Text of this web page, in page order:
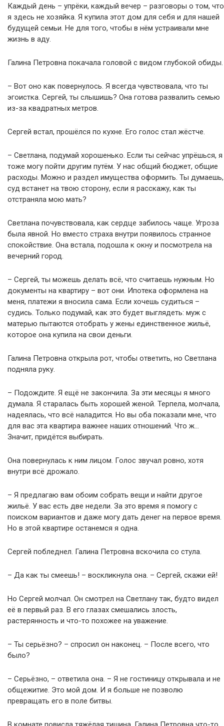
Каждый день – упрёки, каждый вечер – разговоры о том, что
я здесь не хозяйка. Я купила этот дом для себя и для нашей
будущей семьи. Не для того, чтобы в нём устраивали мне
жизнь в аду.
Галина Петровна покачала головой с видом глубокой обиды.
– Вот оно как повернулось. Я всегда чувствовала, что ты
эгоистка. Сергей, ты слышишь? Она готова развалить семью
из-за квадратных метров.
Сергей встал, прошёлся по кухне. Его голос стал жёстче.
– Светлана, подумай хорошенько. Если ты сейчас упрёшься, я
тоже могу пойти другим путём. У нас общий бюджет, общие
расходы. Можно и раздел имущества оформить. Ты думаешь,
суд встанет на твою сторону, если я расскажу, как ты
отстраняла мою мать?
Светлана почувствовала, как сердце забилось чаще. Угроза
была явной. Но вместо страха внутри появилось странное
спокойствие. Она встала, подошла к окну и посмотрела на
вечерний город.
– Сергей, ты можешь делать всё, что считаешь нужным. Но
документы на квартиру – вот они. Ипотека оформлена на
меня, платежи я вносила сама. Если хочешь судиться –
судись. Только подумай, как это будет выглядеть: муж с
матерью пытаются отобрать у жены единственное жильё,
которое она купила на свои деньги.
Галина Петровна открыла рот, чтобы ответить, но Светлана
подняла руку.
– Подождите. Я ещё не закончила. За эти месяцы я много
думала. Я старалась быть хорошей женой. Терпела, молчала,
надеялась, что всё наладится. Но вы оба показали мне, что
для вас эта квартира важнее наших отношений. Что ж…
Значит, придётся выбирать.
Она повернулась к ним лицом. Голос звучал ровно, хотя
внутри всё дрожало.
– Я предлагаю вам обоим собрать вещи и найти другое
жильё. У вас есть две недели. За это время я помогу с
поиском вариантов и даже могу дать денег на первое время.
Но в этой квартире останемся я одна.
Сергей побледнел. Галина Петровна вскочила со стула.
– Да как ты смеешь! – воскликнула она. – Сергей, скажи ей!
Но Сергей молчал. Он смотрел на Светлану так, будто видел
её в первый раз. В его глазах смешались злость,
растерянность и что-то похожее на уважение.
– Ты серьёзно? – спросил он наконец. – После всего, что
было?
– Серьёзно, – ответила она. – Я не гостиницу открывала и не
общежитие. Это мой дом. И я больше не позволю
превращать его в поле битвы.